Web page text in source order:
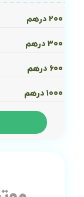
۲۰۰ درهم
۳۰۰ درهم
۶۰۰ درهم
۱۰۰۰ درهم